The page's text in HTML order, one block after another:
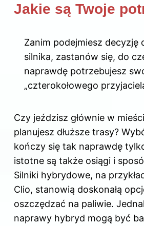
Jakie są Twoje
Zanim podejmiesz decyzję
silnika, zastanów się, do
naprawdę potrzebujesz
„czterokołowego
Czy jeździsz głównie w
planujesz dłuższe trasy?
kończy się tak naprawdę
istotne są także osiągi i
Silniki hybrydowe, na
Clio, stanowią doskonałą
oszczędzać na paliwie.
naprawy hybryd mogą być